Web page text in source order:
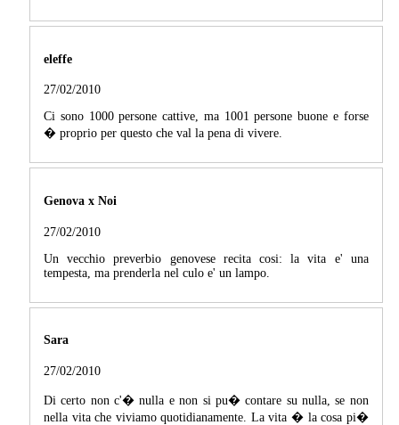
eleffe
27/02/2010
Ci sono 1000 persone cattive, ma 1001 persone buone e forse
� proprio per questo che val la pena di vivere.
Genova x Noi
27/02/2010
Un vecchio preverbio genovese recita cosi: la vita e' una
tempesta, ma prenderla nel culo e' un lampo.
Sara
27/02/2010
Di certo non c'� nulla e non si pu� contare su nulla, se non
nella vita che viviamo quotidianamente. La vita � la cosa pi�